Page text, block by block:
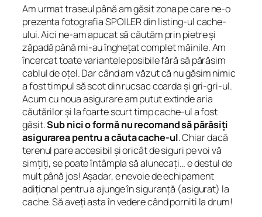
Am urmat traseul până am găsit zona pe care ne-o
prezenta fotografia SPOILER din listing-ul cache-
ului. Aici ne-am apucat să căutăm prin pietre și
zăpadă până mi-au înghețat complet mâinile. Am
încercat toate variantele posibile fără să părăsim
cablul de oțel. Dar când am văzut că nu găsim nimic
a fost timpul să scot din rucsac coarda și gri-gri-ul.
Acum cu noua asigurare am putut extinde aria
căutărilor și la foarte scurt timp cache-ul a fost
găsit.Sub nici o formă nu recomand să părăsiți
asigurarea pentru a căuta cache-ul. Chiar dacă
terenul pareaccesibil și oricât de siguri pe voi vă
simțiți, se poate întâmpla să alunecați… e destul de
mult până jos! Așadar, e nevoie de echipament
adițional pentru a ajunge în siguranță (asigurat) la
cache. Să aveți asta în vedere când porniti la drum!